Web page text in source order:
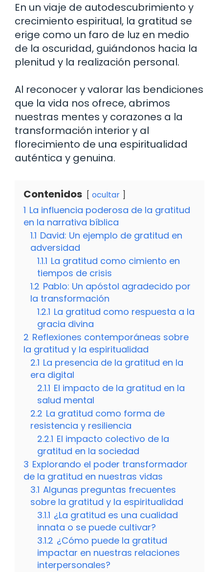
En un viaje de autodescubrimiento y
crecimiento espiritual, la gratitud se
erige como un faro de luz en medio
de la oscuridad, guiándonos hacia la
plenitud y la realización personal.
Al reconocer y valorar las bendiciones
que la vida nos ofrece, abrimos
nuestras mentes y corazones a la
transformación interior y al
florecimiento de una espiritualidad
auténtica y genuina.
Contenidos ocultar
1 La influencia poderosa de la gratitud
en la narrativa bíblica
1.1 David: Un ejemplo de gratitud en
adversidad
1.1.1 La gratitud como cimiento en
tiempos de crisis
1.2 Pablo: Un apóstol agradecido por
la transformación
1.2.1 La gratitud como respuesta a la
gracia divina
2 Reflexiones contemporáneas sobre
la gratitud y la espiritualidad
2.1 La presencia de la gratitud en la
era digital
2.1.1 El impacto de la gratitud en la
salud mental
2.2 La gratitud como forma de
resistencia y resiliencia
2.2.1 El impacto colectivo de la
gratitud en la sociedad
3 Explorando el poder transformador
de la gratitud en nuestras vidas
3.1 Algunas preguntas frecuentes
sobre la gratitud y la espiritualidad
3.1.1 ¿La gratitud es una cualidad
innata o se puede cultivar?
3.1.2 ¿Cómo puede la gratitud
impactar en nuestras relaciones
interpersonales?